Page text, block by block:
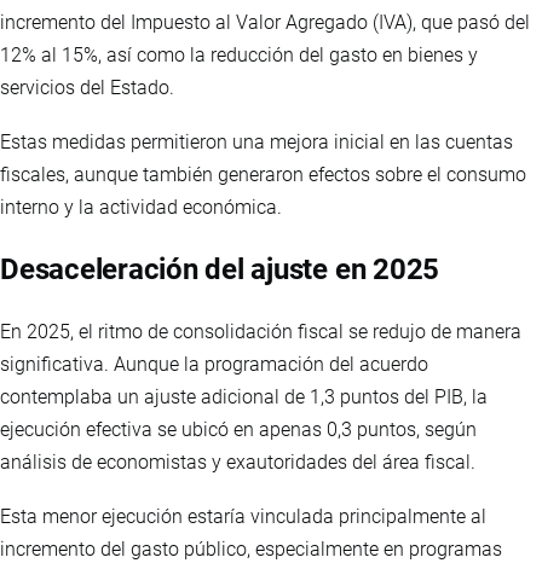
incremento del Impuesto al Valor Agregado (IVA), que pasó del
12% al 15%, así como la reducción del gasto en bienes y
servicios del Estado.
Estas medidas permitieron una mejora inicial en las cuentas
fiscales, aunque también generaron efectos sobre el consumo
interno y la actividad económica.
Desaceleración del ajuste en 2025
En 2025, el ritmo de consolidación fiscal se redujo de manera
significativa. Aunque la programación del acuerdo
contemplaba un ajuste adicional de 1,3 puntos del PIB, la
ejecución efectiva se ubicó en apenas 0,3 puntos, según
análisis de economistas y exautoridades del área fiscal.
Esta menor ejecución estaría vinculada principalmente al
incremento del gasto público, especialmente en programas